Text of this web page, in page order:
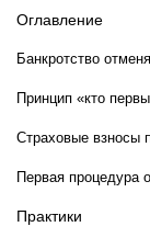
Оглавление
Банкротство
Принцип «кто
Страховые взносы
Первая процедура
Практики